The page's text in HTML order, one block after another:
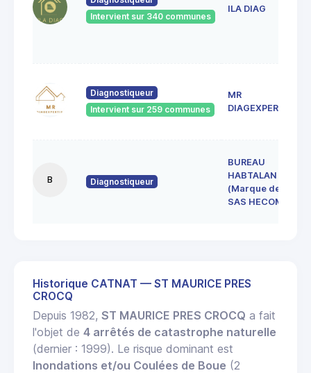
Intervient sur 340 communes
ILA DIAG
Diagnostiqueur
Intervient sur 259 communes
MR
DIAGEXPERTISE
B Diagnostiqueur
BUREAU
HABTALAN
(Marque de la
SAS HECOME)
Historique CATNAT — ST MAURICE PRES
CROCQ
Depuis 1982, ST MAURICE PRES CROCQ a fait
l'objet de 4 arrêtés de catastrophe naturelle
(dernier : 1999). Le risque dominant est
Inondations et/ou Coulées de Boue (2